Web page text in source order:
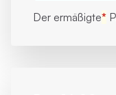
Der ermäßigte*